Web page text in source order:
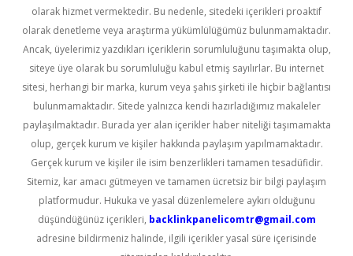
olarak hizmet vermektedir. Bu nedenle, sitedeki içerikleri proaktif
olarak denetleme veya araştırma yükümlülüğümüz bulunmamaktadır.
Ancak, üyelerimiz yazdıkları içeriklerin sorumluluğunu taşımakta olup,
siteye üye olarak bu sorumluluğu kabul etmiş sayılırlar. Bu internet
sitesi, herhangi bir marka, kurum veya şahıs şirketi ile hiçbir bağlantısı
bulunmamaktadır. Sitede yalnızca kendi hazırladığımız makaleler
paylaşılmaktadır. Burada yer alan içerikler haber niteliği taşımamakta
olup, gerçek kurum ve kişiler hakkında paylaşım yapılmamaktadır.
Gerçek kurum ve kişiler ile isim benzerlikleri tamamen tesadüfidir.
Sitemiz, kar amacı gütmeyen ve tamamen ücretsiz bir bilgi paylaşım
platformudur. Hukuka ve yasal düzenlemelere aykırı olduğunu
düşündüğünüz içerikleri, backlinkpanelicomtr@gmail.com
adresine bildirmeniz halinde, ilgili içerikler yasal süre içerisinde